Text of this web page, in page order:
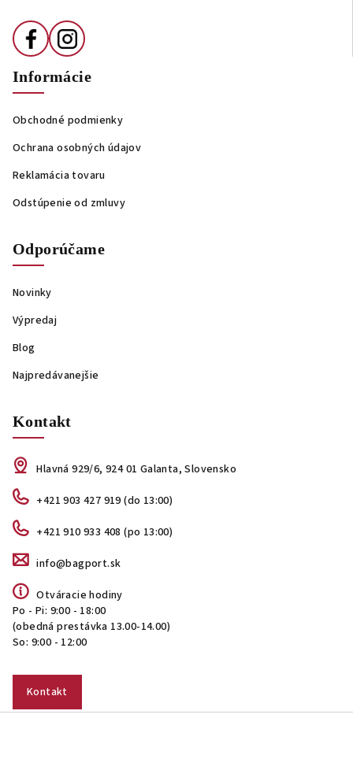
Informácie
Obchodné podmienky
Ochrana osobných údajov
Reklamácia tovaru
Odstúpenie od zmluvy
Odporúčame
Novinky
Výpredaj
Blog
Najpredávanejšie
Kontakt
Hlavná 929/6, 924 01 Galanta, Slovensko
+421 903 427 919 (do 13:00)
+421 910 933 408 (po 13:00)
info@bagport.sk
Otváracie hodiny
Po - Pi: 9:00 - 18:00
(obedná prestávka 13.00-14.00)
So: 9:00 - 12:00
Kontakt